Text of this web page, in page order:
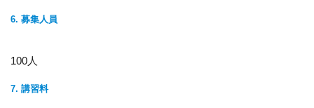
6. 募集人員
100人
7. 講習料